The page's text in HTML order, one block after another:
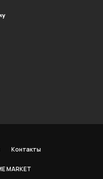
Контакты
MARKET